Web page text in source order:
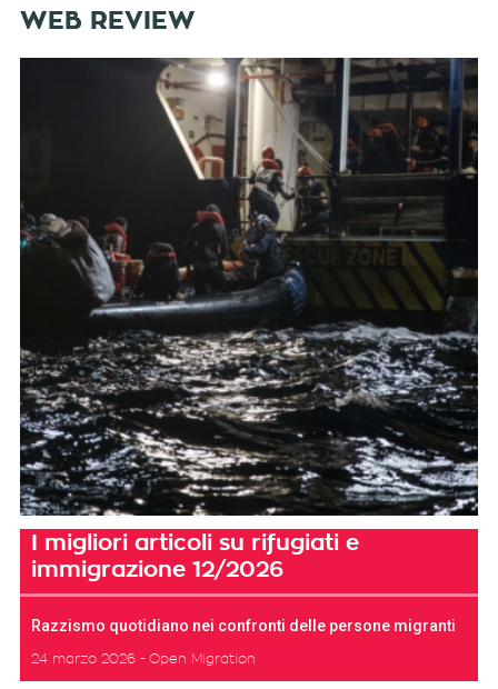
WEB REVIEW
I migliori articoli su rifugiati e
immigrazione 12/2026
Razzismo quotidiano nei confronti delle persone migranti
24 marzo 2026 Open Migration